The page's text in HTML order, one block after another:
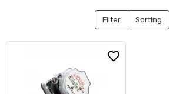
Filter Sorting